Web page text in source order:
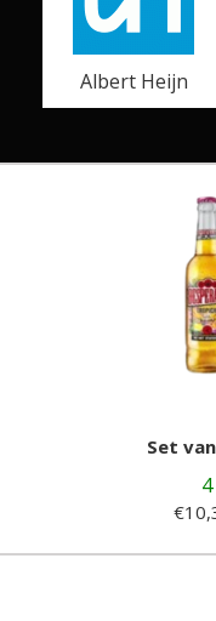
Albert Heijn
Set